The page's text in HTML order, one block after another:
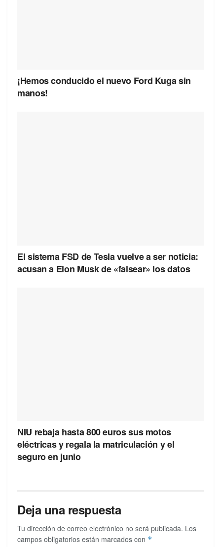
¡Hemos conducido el nuevo Ford Kuga sin
manos!
El sistema FSD de Tesla vuelve a ser noticia:
acusan a Elon Musk de «falsear» los datos
NIU rebaja hasta 800 euros sus motos
eléctricas y regala la matriculación y el
seguro en junio
Deja una respuesta
Tu dirección de correo electrónico no será publicada. Los
campos obligatorios están marcados con *